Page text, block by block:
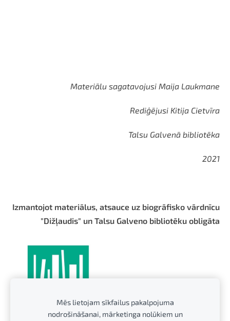
Materiālu sagatavojusi Maija Laukmane
Rediģējusi Kitija Cietvīra
Talsu Galvenā bibliotēka
2021
Izmantojot materiālus, atsauce uz biogrāfisko vārdnīcu
"Dižļaudis" un Talsu Galveno bibliotēku obligāta
Mēs lietojam sīkfailus pakalpojuma
nodrošināšanai, mārketinga nolūkiem un